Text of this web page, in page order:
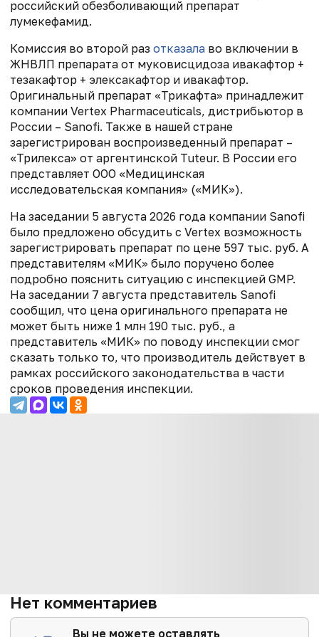
российский обезболивающий препарат
лумекефамид.
Комиссия во второй раз отказала во включении в
ЖНВЛП препарата от муковисцидоза ивакафтор +
тезакафтор + элексакафтор и ивакафтор.
Оригинальный препарат «Трикафта» принадлежит
компании Vertex Pharmaceuticals, дистрибьютор в
России – Sanofi. Также в нашей стране
зарегистрирован воспроизведенный препарат –
«Трилекса» от аргентинской Tuteur. В России его
представляет ООО «Медицинская
исследовательская компания» («МИК»).
На заседании 5 августа 2026 года компании Sanofi
было предложено обсудить с Vertex возможность
зарегистрировать препарат по цене 597 тыс. руб. А
представителям «МИК» было поручено более
подробно пояснить ситуацию с инспекцией GMP.
На заседании 7 августа представитель Sanofi
сообщил, что цена оригинального препарата не
может быть ниже 1 млн 190 тыс. руб., а
представитель «МИК» по поводу инспекции смог
сказать только то, что производитель действует в
рамках российского законодательства в части
сроков проведения инспекции.
Нет комментариев
Вы не можете оставлять